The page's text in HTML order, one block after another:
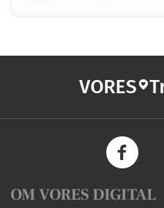
VORES
OM VORES DIGITAL